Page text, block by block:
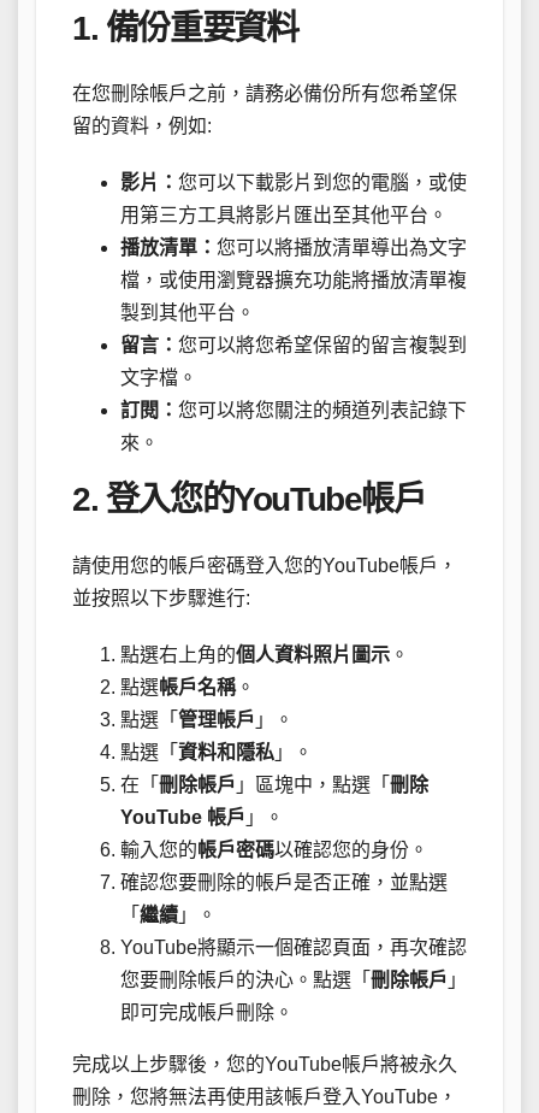
1. 備份重要資料
在您刪除帳戶之前，請務必備份所有您希望保
留的資料，例如:
影片： 您可以下載影片到您的電腦，或使
用第三方工具將影片匯出至其他平台。
播放清單： 您可以將播放清單導出為文字
檔，或使用瀏覽器擴充功能將播放清單複
製到其他平台。
留言： 您可以將您希望保留的留言複製到
文字檔。
訂閱： 您可以將您關注的頻道列表記錄下
來。
2. 登入您的YouTube帳戶
請使用您的帳戶密碼登入您的YouTube帳戶，
並按照以下步驟進行:
點選右上角的個人資料照片圖示 。
點選帳戶名稱。
點選「 管理帳戶 」。
點選「 資料和隱私 」。
在「 刪除帳戶 」區塊中，點選「 刪除
YouTube 帳戶 」。
輸入您的帳戶密碼以確認您的身份。
確認您要刪除的帳戶是否正確，並點選
「 繼續 」。
YouTube將顯示一個確認頁面，再次確認
您要刪除帳戶的決心。點選「 刪除帳戶 」
即可完成帳戶刪除。
完成以上步驟後，您的YouTube帳戶將被永久
刪除，您將無法再使用該帳戶登入YouTube，